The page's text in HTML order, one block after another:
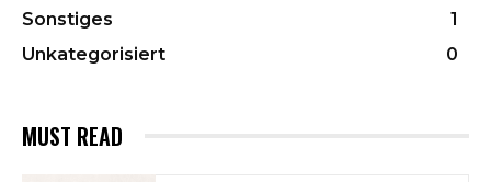
Sonstiges
1
Unkategorisiert
0
MUST READ